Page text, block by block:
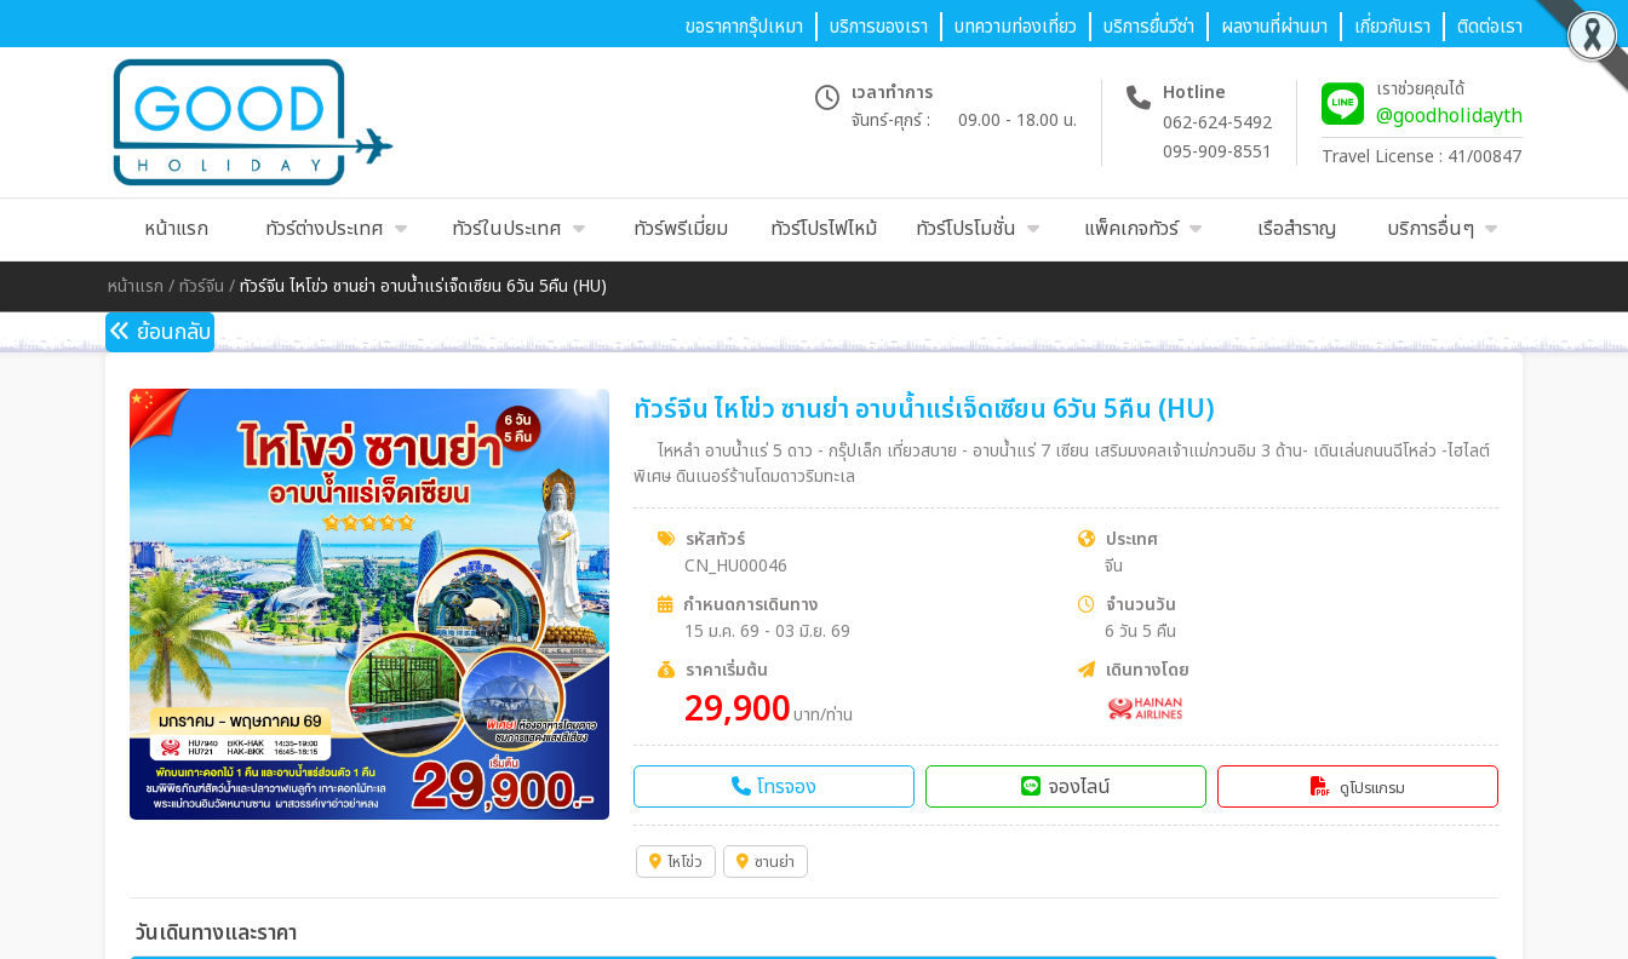
ขอราคากรุ๊ปเหมา บริการของเรา บทความท่องเที่ยว บริการยื่นวีซ่า ผลงานที่ผ่านมา เกี่ยวกับเรา ติดต่อเรา
เวลาทำการ
จันทร์-ศุกร์ :
09.00 - 18.00 น.
Hotline
062-624-5492
095-909-8551
เราช่วยคุณได้
@goodholidayth
Travel License : 41/00847
หน้าแรก ทัวร์ต่างประเทศ ทัวร์ในประเทศ ทัวร์พรีเมี่ยม ทัวร์โปรไฟไหม้ ทัวร์โปรโมชั่น แพ็คเกจทัวร์ เรือสำราญ บริการอื่นๆ
หน้าแรก /ทัวร์จีน /ทัวร์จีน ไหโข่ว ซานย่า อาบน้ำแร่เจ็ดเซียน 6วัน 5คืน (HU)
ย้อนกลับ
ทัวร์จีน ไหโข่ว ซานย่า อาบน้ำแร่เจ็ดเซียน 6วัน 5คืน (HU)
ไหหลำ อาบน้ำแร่ 5 ดาว - กรุ๊ปเล็ก เที่ยวสบาย - อาบน้ำแร่ 7 เซียน เสริมมงคลเจ้าแม่กวนอิม 3 ด้าน- เดินเล่นถนนฉีโหล่ว -ไฮไลต์
พิเศษ ดินเนอร์ร้านโดมดาวริมทะเล
รหัสทัวร์
CN_HU00046
ประเทศ
จีน
กำหนดการเดินทาง
15 ม.ค. 69 - 03 มิ.ย. 69
จำนวนวัน
6 วัน 5 คืน
ราคาเริ่มต้น
29,900บาท/ท่าน
เดินทางโดย
โทรจอง จองไลน์ ดูโปรแกรม
ไหโข่ว ซานย่า
วันเดินทางและราคา